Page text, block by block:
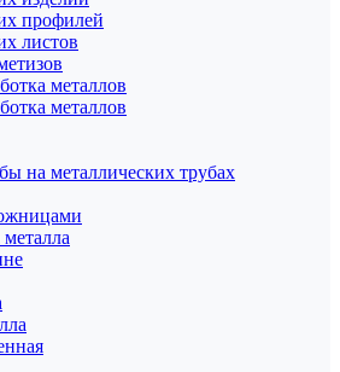
профилей
листов
металлов
металлов
на металлических трубах